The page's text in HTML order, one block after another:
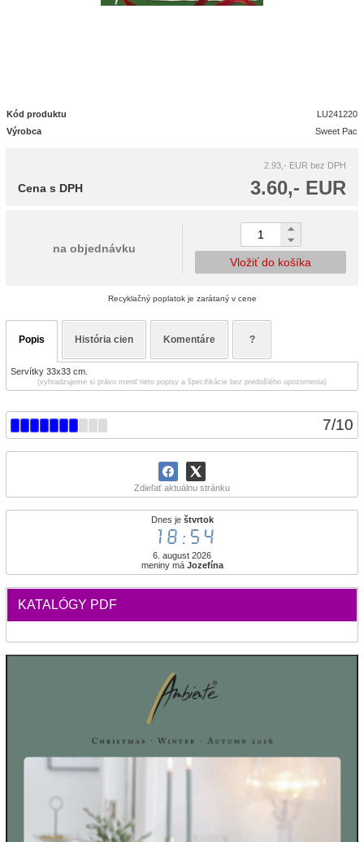
7/10
Zdieľať aktuálnu stránku
Dnes je štvrtok
18:54
6. august 2026
meniny má Jozefína
KATALÓGY PDF
Kód produktu
LU241220
Výrobca
Sweet Pac
2.93,- EUR bez DPH
3.60,- EUR
Cena s DPH
na objednávku
Vložiť do košíka
Recyklačný poplatok je zarátaný v cene
Popis História cien Komentáre ?
Servítky 33x33 cm.
(vyhradzujeme si právo meniť tieto popisy a špecifikácie bez predošlého upozornenia)